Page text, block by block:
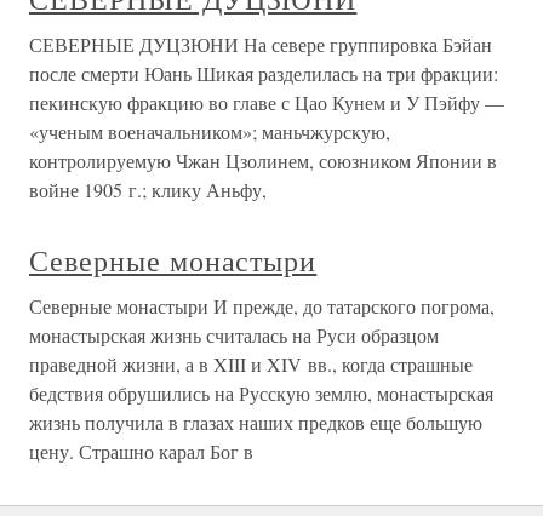
СЕВЕРНЫЕ ДУЦЗЮНИ На севере группировка Бэйан
после смерти Юань Шикая разделилась на три фракции:
пекинскую фракцию во главе с Цао Кунем и У Пэйфу —
«ученым военачальником»; маньчжурскую,
контролируемую Чжан Цзолинем, союзником Японии в
войне 1905 г.; клику Аньфу,
Северные монастыри
Северные монастыри И прежде, до татарского погрома,
монастырская жизнь считалась на Руси образцом
праведной жизни, а в XIII и XIV вв., когда страшные
бедствия обрушились на Русскую землю, монастырская
жизнь получила в глазах наших предков еще большую
цену. Страшно карал Бог в